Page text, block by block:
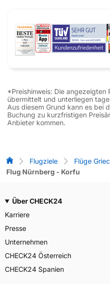
*Preishinweis: Die angezeigten
übermittelt und unterliegen
Aus diesem Grund kann es bei
Buchung zu kurzfristigen
Anbieter kommen.
Flug-Vergleich
Flugziele Flüge
Flug Nürnberg - Korfu
Über CHECK24
Karriere
Presse
Unternehmen
CHECK24 Österreich
CHECK24 Spanien